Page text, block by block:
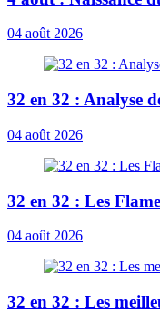
04 août 2026
32 en 32 : Analyse
04 août 2026
32 en 32 : Les
04 août 2026
32 en 32 : Les